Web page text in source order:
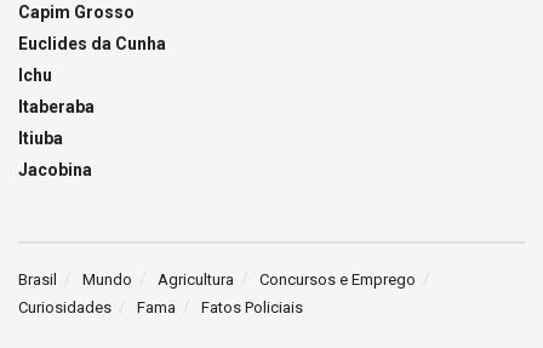
Capim Grosso
Euclides da Cunha
Ichu
Itaberaba
Itiuba
Jacobina
Brasil Mundo Agricultura
Concursos e Emprego
Curiosidades
Fama Fatos Policiais